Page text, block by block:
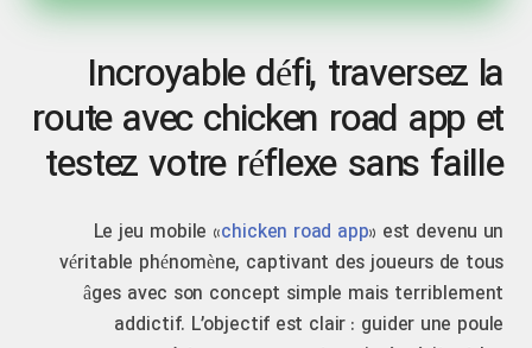
Incroyable défi, traversez la
route avec chicken road app et
testez votre réflexe sans faille
Le jeu mobile «chicken road app» est devenu un
véritable phénomène, captivant des joueurs de tous
âges avec son concept simple mais terriblement
addictif. L’objectif est clair : guider une poule